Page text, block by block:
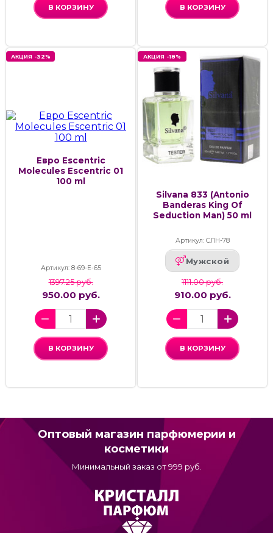
В КОРЗИНУ В КОРЗИНУ
АКЦИЯ -32%
Евро Escentric
Molecules Escentric 01
100 ml
Артикул: 8-69-Е-65
1397.25 руб.
950.00 руб.
В КОРЗИНУ
АКЦИЯ -18%
Silvana 833 (Antonio
Banderas King Of
Seduction Man) 50 ml
Артикул: СЛН-78
Мужской
1111.00 руб.
910.00 руб.
В КОРЗИНУ
Оптовый магазин парфюмерии и
косметики
Минимальный заказ от 999 руб.